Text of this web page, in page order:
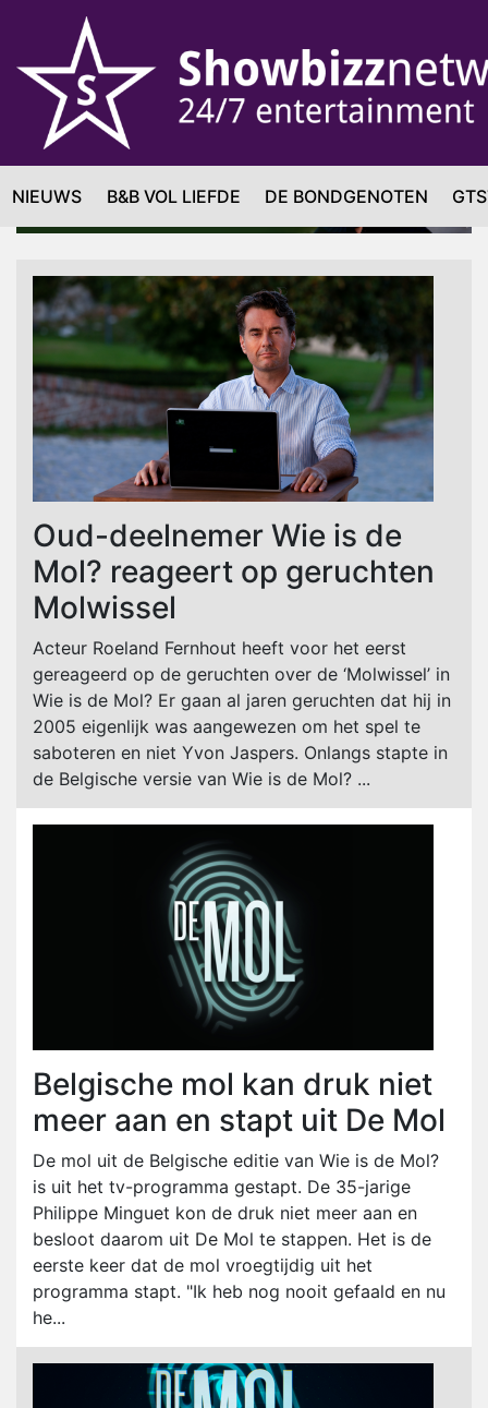
NIEUWS B&B VOL LIEFDE DE BONDGENOTEN
Oud-deelnemer Wie is de
Mol? reageert op geruchten
Molwissel
Acteur Roeland Fernhout heeft voor het eerst
gereageerd op de geruchten over de ‘Molwissel’ in
Wie is de Mol? Er gaan al jaren geruchten dat hij in
2005 eigenlijk was aangewezen om het spel te
saboteren en niet Yvon Jaspers. Onlangs stapte in
de Belgische versie van Wie is de Mol? ...
Belgische mol kan druk niet
meer aan en stapt uit De Mol
De mol uit de Belgische editie van Wie is de Mol?
is uit het tv-programma gestapt. De 35-jarige
Philippe Minguet kon de druk niet meer aan en
besloot daarom uit De Mol te stappen. Het is de
eerste keer dat de mol vroegtijdig uit het
programma stapt. "Ik heb nog nooit gefaald en nu
he...